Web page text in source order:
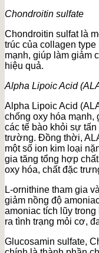
Chondroitin sulfate
Chondroitin sulfat là
trúc của collagen
mạnh, giúp làm giảm
hiệu quả.
Alpha Lipoic Acid
Alpha Lipoic Acid
chống oxy hóa mạnh,
các tế bào khỏi sự
trường. Đồng thời,
một số ion kim loại
gia tăng tổng hợp
oxy hóa, chất đặc
L-ornithine tham gia
giảm nồng độ
amoniac tích lũy
ra tình trạng mỏi cơ,
Glucosamin sulfate,